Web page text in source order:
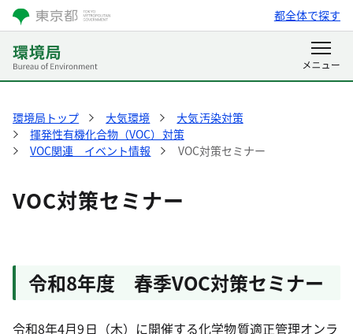
都全体で探す
環境局トップ 大気環境
大気汚染対策
揮発性有機化合物（VOC）対策
VOC関連 イベント情報
VOC対策セミナー
VOC対策セミナー
令和8年度 春季VOC対策セミナー
令和8年4月9日（木）に開催する化学物質適正管理オンラ